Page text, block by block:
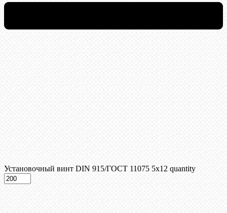
Установочный винт DIN 915/ГОСТ 11075 5х12 quantity